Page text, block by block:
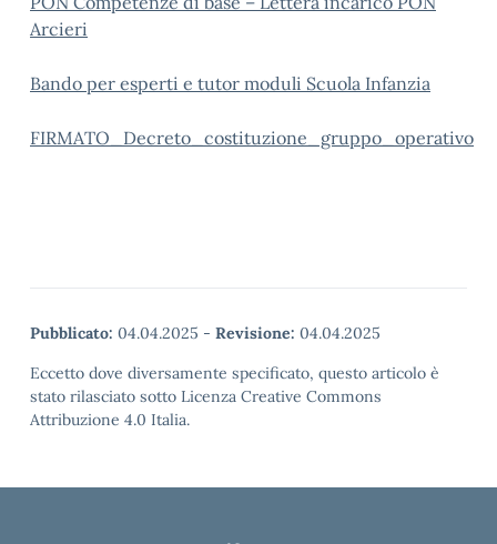
Arcieri
Bando per esperti e tutor moduli Scuola Infanzia
FIRMATO_Decreto_costituzione_gruppo_operativo
Pubblicato: 04.04.2025 - Revisione: 04.04.2025
Eccetto dove diversamente specificato, questo articolo è
stato rilasciato sotto Licenza Creative Commons
Attribuzione 4.0 Italia.